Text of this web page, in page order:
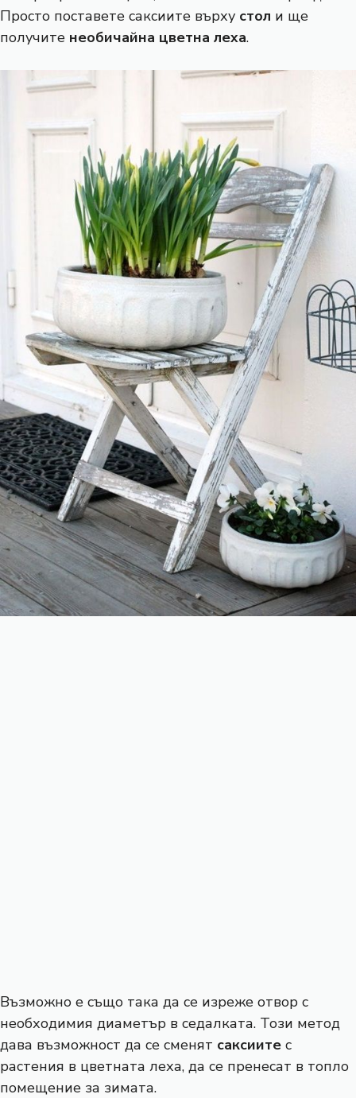
Просто поставете саксиите върху стол и ще
получите необичайна цветна леха.
Възможно е също така да се изреже отвор с
необходимия диаметър в седалката. Този метод
дава възможност да се сменят саксиите с
растения в цветната леха, да се пренесат в топло
помещение за зимата.